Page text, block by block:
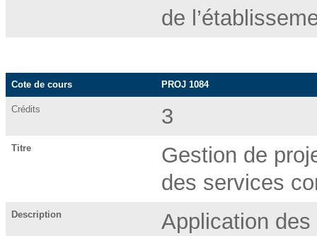
de
Cote de cours PROJ 1084
Crédits 3
Titre
Gestion de
des services
Description
Application